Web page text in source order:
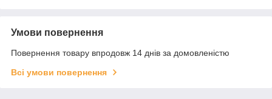
Умови повернення
Повернення товару впродовж 14 днів за домовленістю
Всі умови повернення